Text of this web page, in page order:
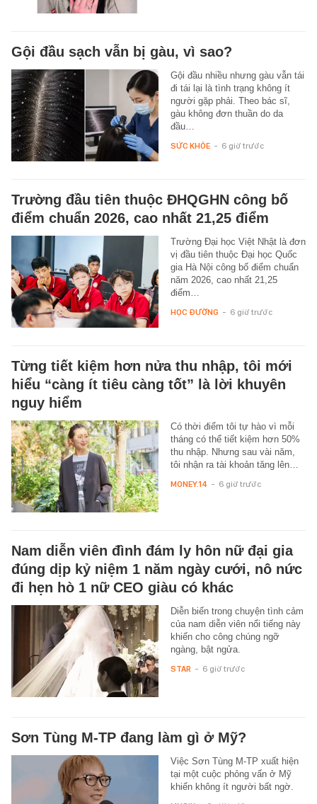
Gội đầu sạch vẫn bị gàu, vì sao?
Gội đầu nhiều nhưng gàu vẫn tái
đi tái lại là tình trạng không ít
người gặp phải. Theo bác sĩ,
gàu không đơn thuần do da
đầu…
SỨC KHỎE - 6 giờ trước
Trường đầu tiên thuộc ĐHQGHN công bố
điểm chuẩn 2026, cao nhất 21,25 điểm
Trường Đại học Việt Nhật là đơn
vị đầu tiên thuộc Đại học Quốc
gia Hà Nội công bố điểm chuẩn
năm 2026, cao nhất 21,25
điểm…
HỌC ĐƯỜNG - 6 giờ trước
Từng tiết kiệm hơn nửa thu nhập, tôi mới
hiểu “càng ít tiêu càng tốt” là lời khuyên
nguy hiểm
Có thời điểm tôi tự hào vì mỗi
tháng có thể tiết kiệm hơn 50%
thu nhập. Nhưng sau vài năm,
tôi nhận ra tài khoản tăng lên…
MONEY.14 - 6 giờ trước
Nam diễn viên đình đám ly hôn nữ đại gia
đúng dịp kỷ niệm 1 năm ngày cưới, nô nức
đi hẹn hò 1 nữ CEO giàu có khác
Diễn biến trong chuyện tình cảm
của nam diễn viên nổi tiếng này
khiến cho công chúng ngỡ
ngàng, bật ngửa.
STAR - 6 giờ trước
Sơn Tùng M-TP đang làm gì ở Mỹ?
Việc Sơn Tùng M-TP xuất hiện
tại một cuộc phỏng vấn ở Mỹ
khiến không ít người bất ngờ.